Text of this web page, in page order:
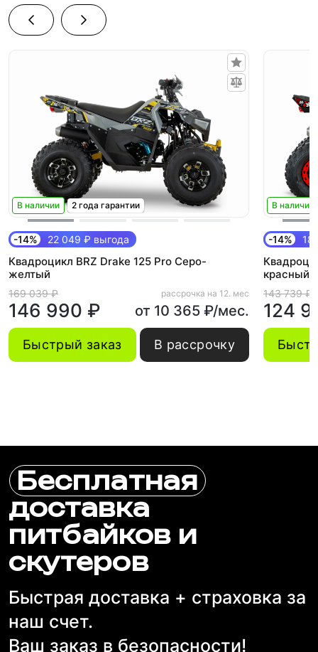
В наличии 2 года гарантии
-14% 22 049 ₽ выгода
Квадроцикл BRZ Drake 125 Pro Серо-
желтый
169 039 ₽
146 990 ₽
рассрочка на 12. мес
от 10 365 ₽/мес.
Быстрый заказ В рассрочку
В наличии
-14% 18
красный
143 739 ₽
124
Бесплатная
доставка
питбайков и
скутеров
Быстрая доставка + страховка за
наш счет.
Ваш заказ в безопасности!